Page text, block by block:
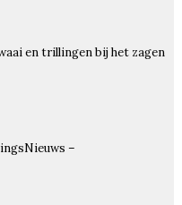
en trillingen bij het zagen
–